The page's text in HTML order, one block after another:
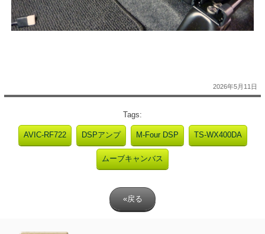
2026年5月11日
Tags:
AVIC-RF722 DSPアンプ M-Four DSP TS-WX400DA
ムーブキャンバス
«戻る